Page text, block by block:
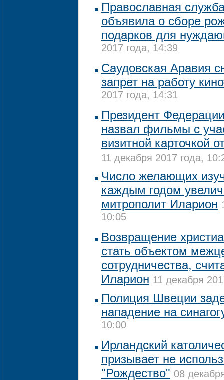
Православная
объявила о сборе
подарков для
2017 года, 14:39
Саудовская Аравия
запрет на работу
2017 года, 14:31
Президент
назвал фильмы с
визитной карточкой
11 декабря 2017 года,
Число желающих
каждым годом
митрополит Иларион
10:05
Возвращение
стать объектом
сотрудничества,
Иларион 11 декабря
Полиция Швеции
нападение на
10:00
Ирландский
призывает не
"Рождество" 08